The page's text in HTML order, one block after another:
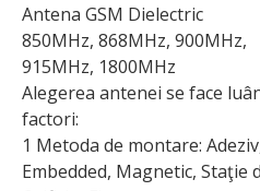
Antena GSM Dielectric
850MHz, 868MHz, 900MHz,
915MHz, 1800MHz
Alegerea antenei se face
factori:
1 Metoda de montare:
Embedded, Magnetic, Staţie